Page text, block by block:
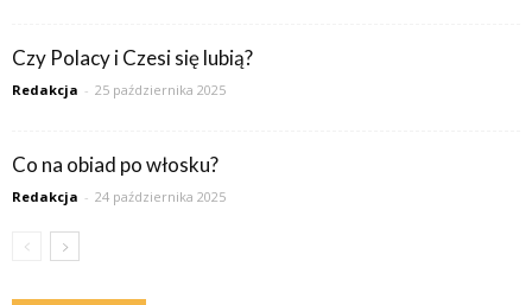
Czy Polacy i Czesi się lubią?
Redakcja - 25 października 2025
Co na obiad po włosku?
Redakcja - 24 października 2025